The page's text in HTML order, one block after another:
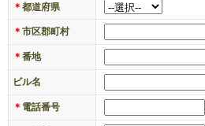
＊ 都道府県
＊ 市区郡町村
＊ 番地
ビル名
＊ 電話番号